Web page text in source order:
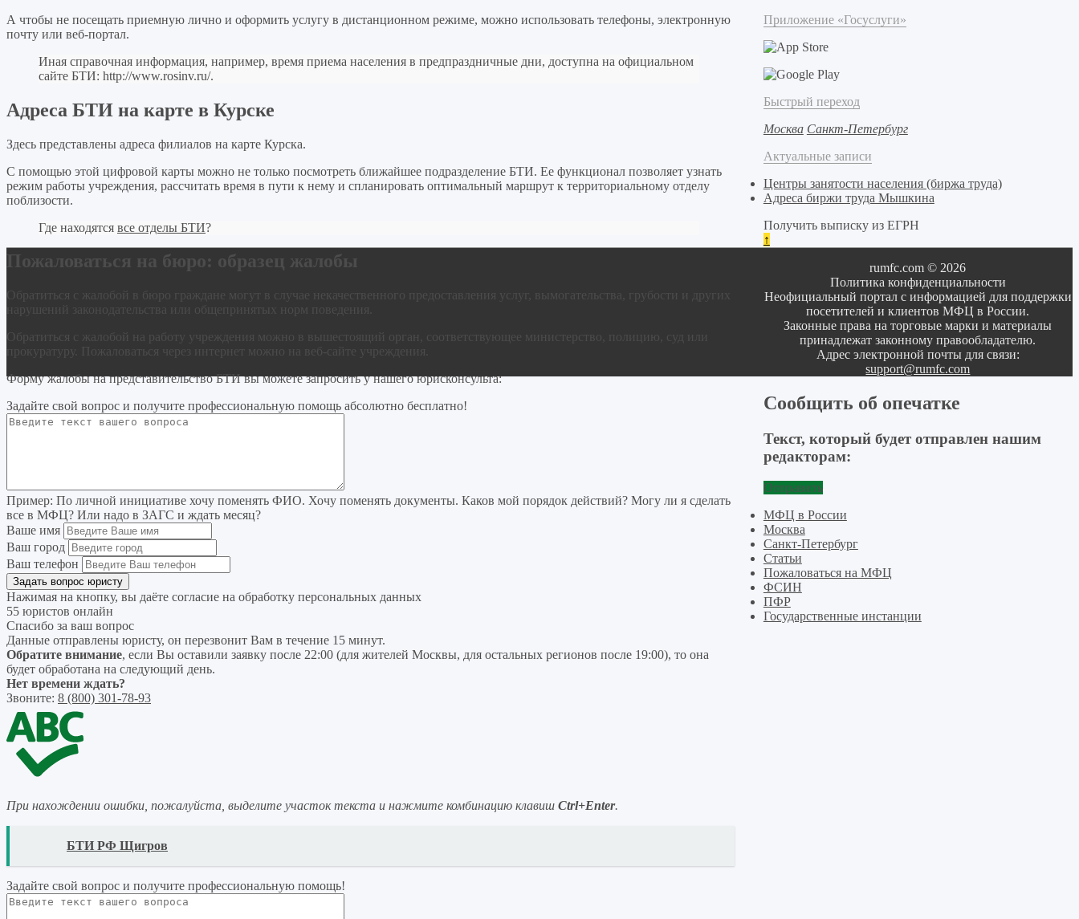
А чтобы не посещать приемную лично и оформить услугу в дистанционном режиме, можно использовать телефоны, электронную
почту или веб-портал.
Иная справочная информация, например, время приема населения в предпраздничные дни, доступна на официальном
сайте БТИ: http://www.rosinv.ru/.
Адреса БТИ на карте в Курске
Здесь представлены адреса филиалов на карте Курска.
С помощью этой цифровой карты можно не только посмотреть ближайшее подразделение БТИ. Ее функционал позволяет узнать
режим работы учреждения, рассчитать время в пути к нему и спланировать оптимальный маршрут к территориальному отделу
поблизости.
Где находятся все отделы БТИ?
Пожаловаться на бюро: образец жалобы
Обратиться с жалобой в бюро граждане могут в случае некачественного предоставления услуг, вымогательства, грубости и других
нарушений законодательства или общепринятых норм поведения.
Обратиться с жалобой на работу учреждения можно в вышестоящий орган, соответствующее министерство, полицию, суд или
прокуратуру. Пожаловаться через интернет можно на веб-сайте учреждения.
Форму жалобы на представительство БТИ вы можете запросить у нашего юрисконсульта:
Задайте свой вопрос и получите профессиональную помощь абсолютно бесплатно!
Пример: По личной инициативе хочу поменять ФИО. Хочу поменять документы. Каков мой порядок действий? Могу ли я сделать
все в МФЦ? Или надо в ЗАГС и ждать месяц?
Ваше имя
Ваш город
Ваш телефон
Нажимая на кнопку, вы даёте согласие на обработку персональных данных
55 юристов онлайн
Спасибо за ваш вопрос
Данные отправлены юристу, он перезвонит Вам в течение 15 минут.
Обратите внимание, если Вы оставили заявку после 22:00 (для жителей Москвы, для остальных регионов после 19:00), то она
будет обработана на следующий день.
Нет времени ждать?
Звоните: 8 (800) 301-78-93
При нахождении ошибки, пожалуйста, выделите участок текста и нажмите комбинацию клавиш Ctrl+Enter.
БТИ РФ Щигров
Задайте свой вопрос и получите профессиональную помощь!
Приложение «Госуслуги»
Быстрый переход
Москва Санкт-Петербург
Актуальные записи
Центры занятости населения (биржа труда)
Адреса биржи труда Мышкина
Получить выписку из ЕГРН
↑
rumfc.com © 2026
Политика конфиденциальности
Неофициальный портал с информацией для поддержки
посетителей и клиентов МФЦ в России.
Законные права на торговые марки и материалы
принадлежат законному правообладателю.
Адрес электронной почты для связи:
support@rumfc.com
Сообщить об опечатке
Текст, который будет отправлен нашим
редакторам:
Отправить
МФЦ в России
Москва
Санкт-Петербург
Статьи
Пожаловаться на МФЦ
ФСИН
ПФР
Государственные инстанции